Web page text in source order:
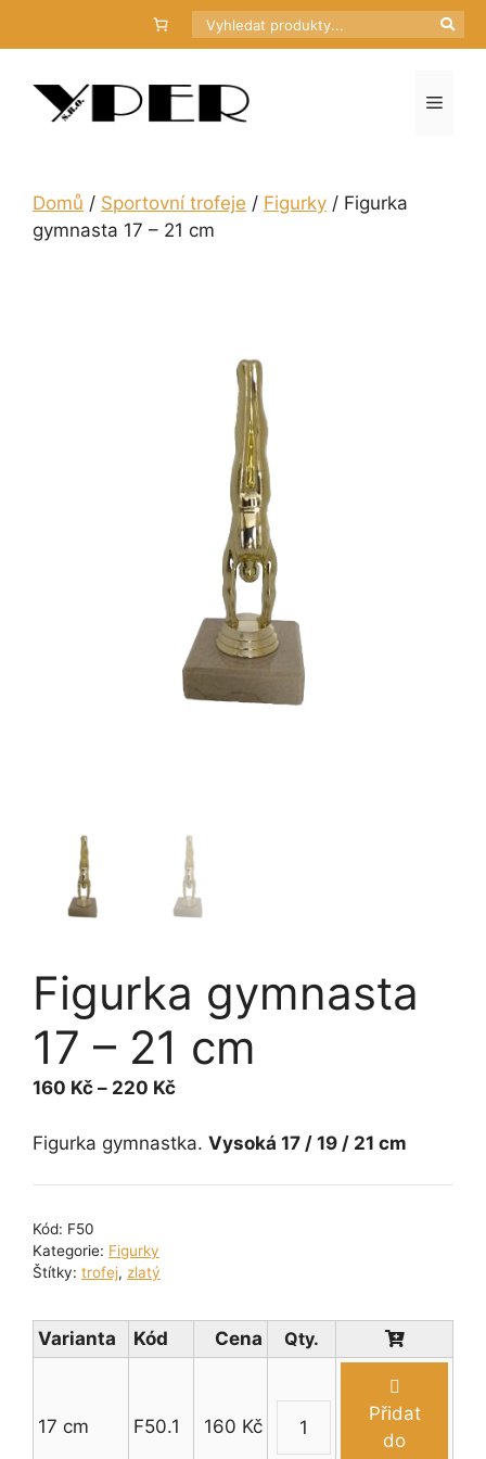
Hledat
Menu
Domů / Sportovní trofeje / Figurky / Figurka
gymnasta 17 – 21 cm
Figurka gymnasta
17 – 21 cm
160 Kč – 220 KčRozpětí
160 Kč
Figurka gymnastka. Vysoká 17 / 19 / 21 cm
Kód: F50
Kategorie: Figurky
Štítky: trofej, zlatý
Varianta Kód Cena
17 cm F50.1 160 Kč
Figurka
Přidat
do